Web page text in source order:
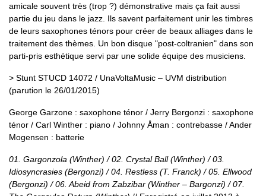
amicale souvent très (trop ?) démonstrative mais ça fait aussi
partie du jeu dans le jazz. Ils savent parfaitement unir les timbres
de leurs saxophones ténors pour créer de beaux alliages dans le
traitement des thèmes. Un bon disque "post-coltranien" dans son
parti-pris esthétique servi par une solide équipe des musiciens.
> Stunt STUCD 14072 / UnaVoltaMusic – UVM distribution
(parution le 26/01/2015)
George Garzone : saxophone ténor / Jerry Bergonzi : saxophone
ténor / Carl Winther : piano / Johnny Åman : contrebasse / Ander
Mogensen : batterie
01. Gargonzola (Winther) / 02. Crystal Ball (Winther) / 03.
Idiosyncrasies (Bergonzi) / 04. Restless (T. Franck) / 05. Ellwood
(Bergonzi) / 06. Abeid from Zabzibar (Winther – Bargonzi) / 07.